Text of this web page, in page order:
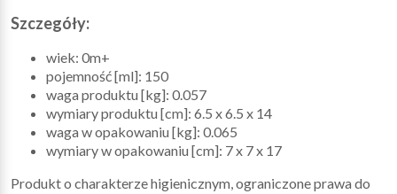
Szczegóły:
wiek: 0m+
pojemność [ml]: 150
waga produktu [kg]: 0.057
wymiary produktu [cm]: 6.5 x 6.5 x 14
waga w opakowaniu [kg]: 0.065
wymiary w opakowaniu [cm]: 7 x 7 x 17
Produkt o charakterze higienicznym, ograniczone prawa do